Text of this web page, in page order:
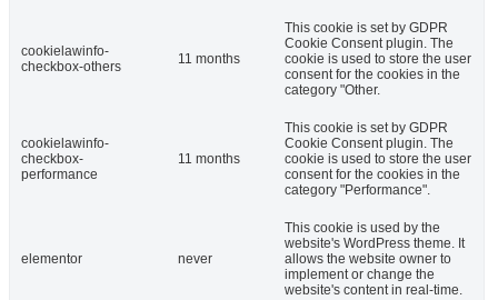
cookielawinfo-
checkbox-others
11 months
This cookie is set by GDPR
Cookie Consent plugin. The
cookie is used to store the user
consent for the cookies in the
category "Other.
cookielawinfo-
checkbox-
performance
11 months
This cookie is set by GDPR
Cookie Consent plugin. The
cookie is used to store the user
consent for the cookies in the
category "Performance".
elementor never
This cookie is used by the
website's WordPress theme. It
allows the website owner to
implement or change the
website's content in real-time.